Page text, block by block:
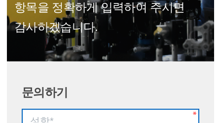
항목을 정확하게 입력하여 주시면
감사하겠습니다.
문의하기